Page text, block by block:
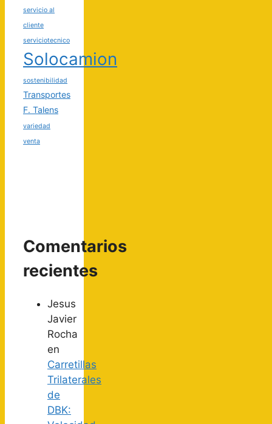
servicio al
cliente
serviciotecnico
Solocamion
sostenibilidad
Transportes
F. Talens
variedad
venta
Comentarios
recientes
Jesus
Javier
Rocha
en
Carretillas
Trilaterales
de
DBK: